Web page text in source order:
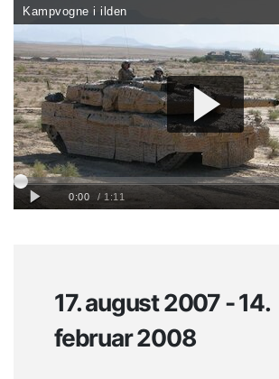
17. august 2007 - 14.
februar 2008